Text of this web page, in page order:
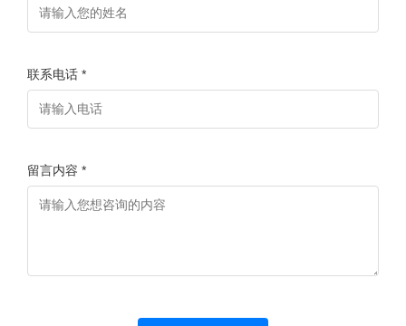
联系电话 *
留言内容 *